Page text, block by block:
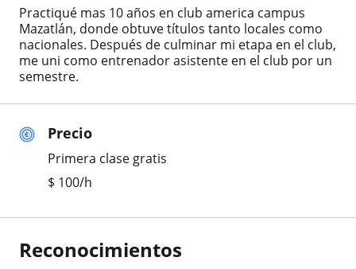
Precio
Primera clase gratis
$ 100/h
Practiqué mas 10 años en club america campus
Mazatlán, donde obtuve títulos tanto locales como
nacionales. Después de culminar mi etapa en el club,
me uni como entrenador asistente en el club por un
semestre.
Reconocimientos